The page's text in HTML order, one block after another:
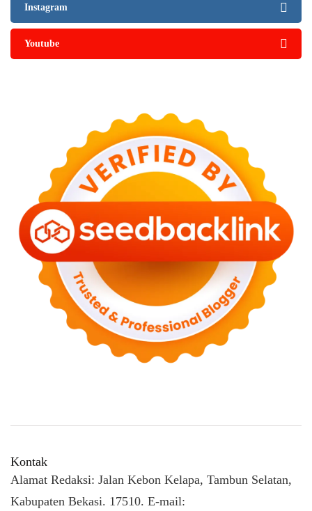
Instagram
Youtube
Kontak
Alamat Redaksi: Jalan Kebon Kelapa, Tambun Selatan,
Kabupaten Bekasi. 17510. E-mail: